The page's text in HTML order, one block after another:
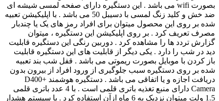
بصورت wifi می باشد . این دستگیره دارای صفحه لمسی شیشه ای
ضد خش و کلید زنگ لمسی با دسیبل 50 می باشد . با اپلیکیشن تعبیه
شده بر روی این محصول میتوان برای افراد رمز های یک یا چندبار
مصرف تعریف کرد . بر روی اپلیکیشن این دستگیره ، میتوان
گزارش تردد ها را مشاهده کرد . دوربین رنگی این دستگیره قابلیت
دید در شب را دارد . یکی دیگر از قابلیت های این دستگیره قابلیت
باز کردن با موبایل بصورت ریموتی می باشد . قفل شب بند تعبیه
شده بر روی دستگیره سبب جلوگیری از ورود افراد از بیرون بدون
دریافت اجازه و یا اتفاقی می باشد . دستگیره هوشمند D400+
Camera دارای منبع تغذیه باتری قلمی است . با 4 عدد باتری قلمی
1.5 ولت میتوان نزدیک به 6 ماه ازآن استفاده کرد . با سیستم هشدار